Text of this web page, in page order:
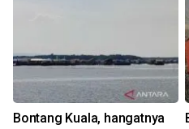
Bontang Kuala, hangatnya